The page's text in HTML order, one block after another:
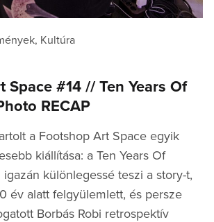
, Kultúra
Space #14 // Ten Years Of
RECAP
a Footshop Art Space egyik
kiállítása: a Ten Years Of
különlegessé teszi a story-t,
év alatt felgyülemlett, és persze
Borbás Robi retrospektív